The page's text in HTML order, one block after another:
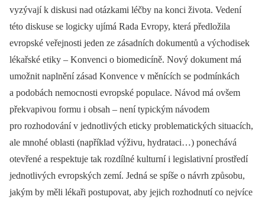
vyzývají k diskusi nad otázkami léčby na konci života. Vedení
této diskuse se logicky ujímá Rada Evropy, která předložila
evropské veřejnosti jeden ze zásadních dokumentů a východisek
lékařské etiky –⁠ Konvenci o biomedicíně. Nový dokument má
umožnit naplnění zásad Konvence v měnících se podmínkách
a podobách nemocnosti evropské populace. Návod má ovšem
překvapivou formu i obsah –⁠ není typickým návodem
pro rozhodování v jednotlivých eticky problematických situacích,
ale mnohé oblasti (například výživu, hydrataci…) ponechává
otevřené a respektuje tak rozdílné kulturní i legislativní prostředí
jednotlivých evropských zemí. Jedná se spíše o návrh způsobu,
jakým by měli lékaři postupovat, aby jejich rozhodnutí co nejvíce